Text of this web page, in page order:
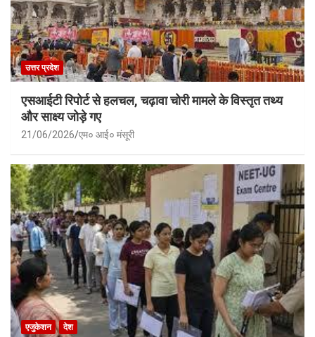
उत्तर प्रदेश
एसआईटी रिपोर्ट से हलचल, चढ़ावा चोरी मामले के विस्तृत तथ्य
और साक्ष्य जोड़े गए
21/06/2026 एम० आई० मंसूरी
एजुकेशन देश